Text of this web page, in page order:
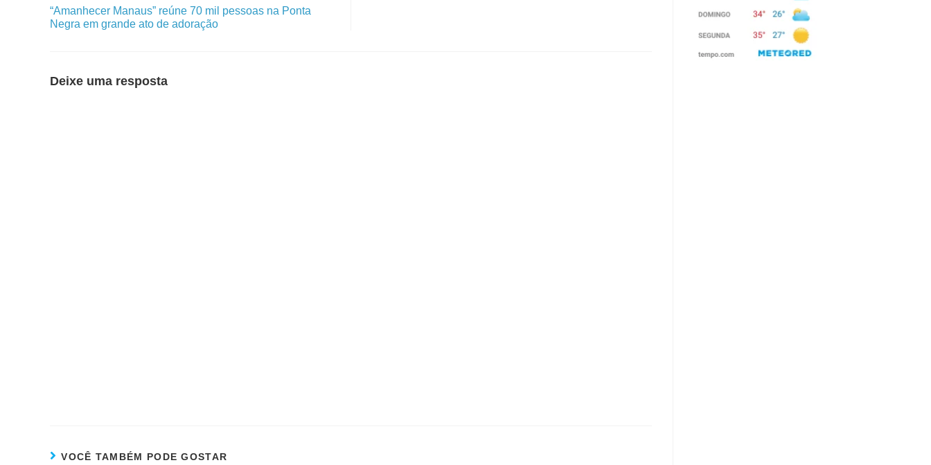
“Amanhecer Manaus” reúne 70 mil pessoas na Ponta
Negra em grande ato de adoração
Deixe uma resposta
VOCÊ TAMBÉM PODE GOSTAR